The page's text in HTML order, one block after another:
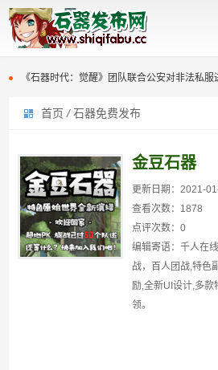
石器时代觉醒制作人来信：感谢全体石灰并肩
火魔翟贝里恩，作为强力辅助宠，在战场中可
《石器时代：觉醒》团队联合公安对非法私服
原版石器时代几大坑点
百战石器更新主线任务支持组队完成（同时支
百战石器私服新区开放众多活动开启
百战石器私服凌晨掉线说明
石器时代觉醒制作人来信：感谢全体石灰并肩
《石器时代：觉醒》团队联合公安对非法私服
原版石器时代几大坑点
百战石器优化回炉面板显示参数，直接提示满
百战石器更新主线任务支持组队完成（同时
首页 / 石器免费发布
金豆石器
更新日期：2021-
查看次数：1878
点评次数：0
编辑寄语：千人在
战，百人团战,特色
励,全新UI设计,多款
领。